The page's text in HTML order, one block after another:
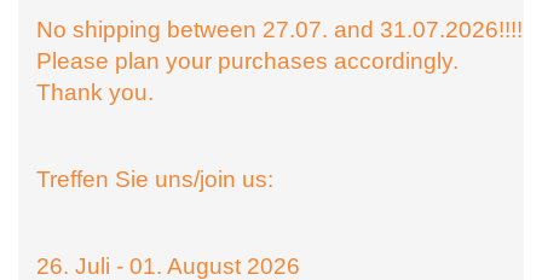
No shipping between 27.07. and 31.07.2026!!!!
Please plan your purchases accordingly.
Thank you.
Treffen Sie uns/join us:
26. Juli - 01. August 2026